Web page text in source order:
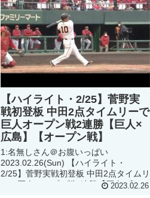
【ハイライト・2/25】菅野実
戦初登板 中田2点タイムリーで
巨人オープン戦2連勝【巨人×
広島】【オープン戦】
1:名無しさん＠お腹いっぱい
2023.02.26(Sun) 【ハイライト・
2/25】菅野実戦初登板 中田2点タイムリ
ーで巨人オープン戦2連勝【巨人×広
2023.02.26